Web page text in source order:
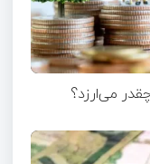
می‌ارزد؟